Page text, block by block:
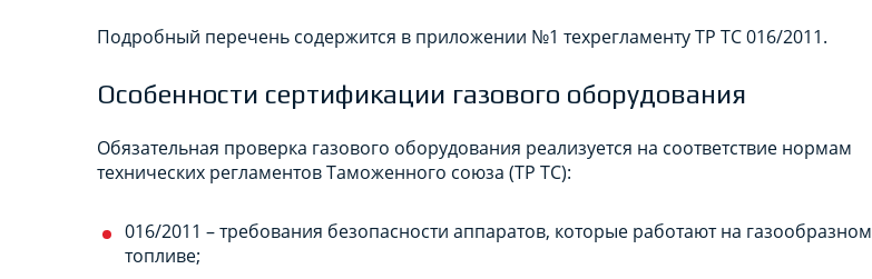
Подробный перечень содержится в приложении №1 техрегламенту ТР ТС 016/2011.
Особенности сертификации газового оборудования
Обязательная проверка газового оборудования реализуется на соответствие нормам
технических регламентов Таможенного союза (ТР ТС):
016/2011 – требования безопасности аппаратов, которые работают на газообразном
топливе;